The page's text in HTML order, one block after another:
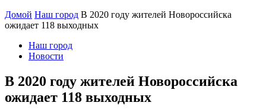
Домой Наш город В 2020 году жителей Новороссийска
ожидает 118 выходных
Наш город
Новости
В 2020 году жителей Новороссийска
ожидает 118 выходных